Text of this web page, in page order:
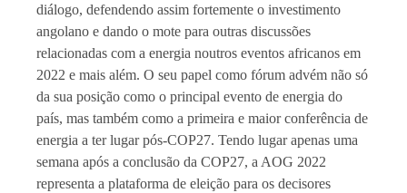
diálogo, defendendo assim fortemente o investimento
angolano e dando o mote para outras discussões
relacionadas com a energia noutros eventos africanos em
2022 e mais além. O seu papel como fórum advém não só
da sua posição como o principal evento de energia do
país, mas também como a primeira e maior conferência de
energia a ter lugar pós-COP27. Tendo lugar apenas uma
semana após a conclusão da COP27, a AOG 2022
representa a plataforma de eleição para os decisores